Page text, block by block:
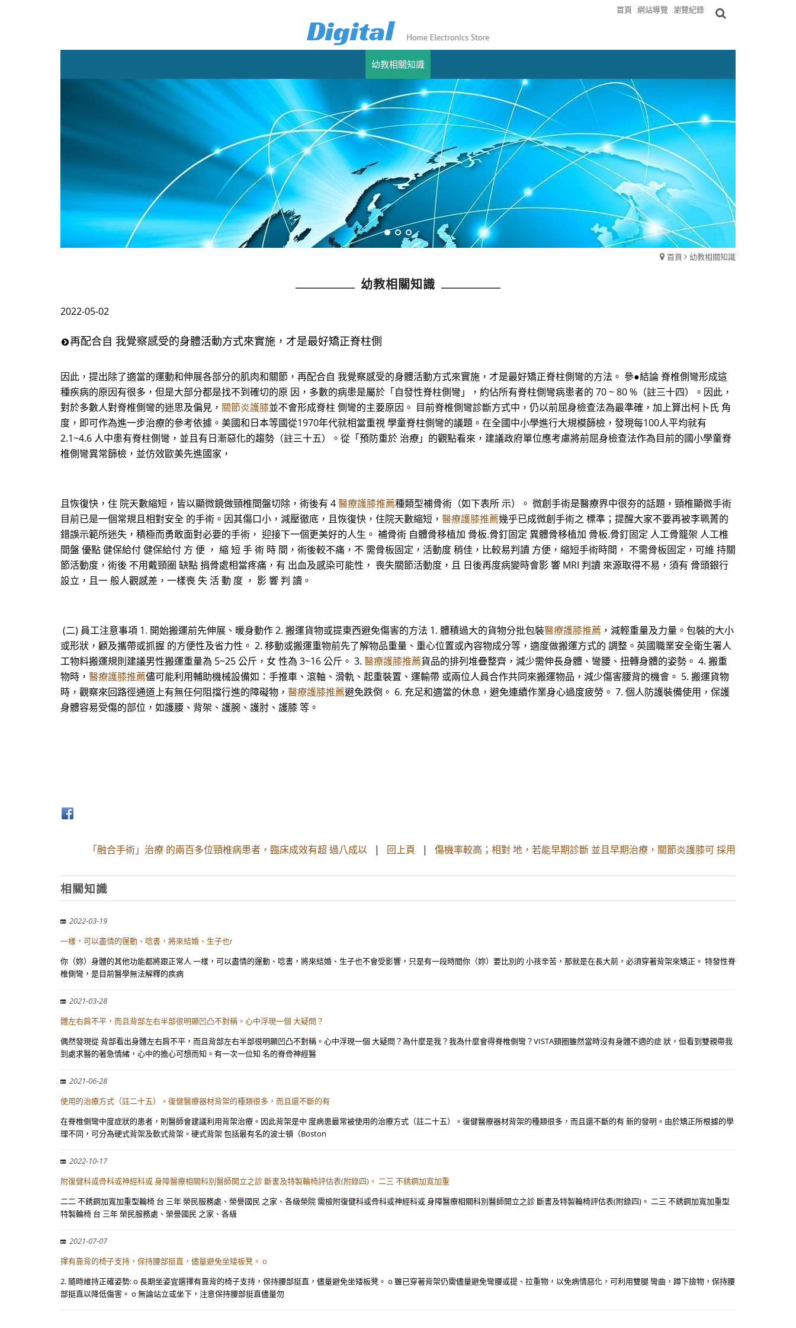
首頁 網站導覽 瀏覽紀錄
幼教相關知識
首頁 幼教相關知識
幼教相關知識
2022-05-02
再配合自 我覺察感受的身體活動方式來實施，才是最好矯正脊柱側
因此，提出除了適當的運動和伸展各部分的肌肉和關節，再配合自 我覺察感受的身體活動方式來實施，才是最好矯正脊柱側彎的方法。 參●結論 脊椎側彎形成這
種疾病的原因有很多，但是大部分都是找不到確切的原 因，多數的病患是屬於「自發性脊柱側彎」，約佔所有脊柱側彎病患者的 70 ~ 80 %（註三十四）。因此，
對於多數人對脊椎側彎的迷思及偏見， 關節炎護膝並不會形成脊柱 側彎的主要原因。 目前脊椎側彎診斷方式中，仍以前屈身檢查法為最準確，加上算出柯卜氏 角
度，即可作為進一步治療的參考依據。美國和日本等國從1970年代就相當重視 學童脊柱側彎的議題。在全國中小學進行大規模篩檢，發現每100人平均就有
2.1~4.6 人中患有脊柱側彎，並且有日漸惡化的趨勢（註三十五）。從「預防重於 治療」的觀點看來，建議政府單位應考慮將前屈身檢查法作為目前的國小學童脊
椎側彎異常篩檢，並仿效歐美先進國家，
且恢復快，住 院天數縮短，皆以顯微鏡做頸椎間盤切除，術後有 4醫療護膝推薦種類型補骨術（如下表所 示）。 微創手術是醫療界中很夯的話題，頸椎顯微手術
目前已是一個常規且相對安全 的手術。因其傷口小，減壓徹底，且恢復快，住院天數縮短， 醫療護膝推薦幾乎已成微創手術之 標準；提醒大家不要再被李珮菁的
錯誤示範所迷失，積極而勇敢面對必要的手術， 迎接下一個更美好的人生。 補骨術 自體骨移植加 骨板.骨釘固定 異體骨移植加 骨板.骨釘固定 人工骨籠架 人工椎
間盤 優點 健保給付 健保給付 方 便 ， 縮 短 手 術 時 間，術後較不痛，不 需骨板固定，活動度 稍佳，比較易判讀 方便，縮短手術時間， 不需骨板固定，可維 持關
節活動度，術後 不用戴頸圈 缺點 捐骨處相當疼痛，有 出血及感染可能性， 喪失關節活動度，且 日後再度病變時會影 響 MRI 判讀 來源取得不易，須有 骨頭銀行
設立，且一 般人觀感差，一樣喪 失 活 動 度 ， 影 響 判 讀。
(二) 員工注意事項 1. 開始搬運前先伸展、暖身動作 2. 搬運貨物或提東西避免傷害的方法 1. 體積過大的貨物分批包裝醫療護膝推薦 ，減輕重量及力量。包裝的大小
或形狀，顧及攜帶或抓握 的方便性及省力性。 2. 移動或搬運重物前先了解物品重量、重心位置或內容物成分等，適度做搬運方式的 調整。英國職業安全衛生署人
工物料搬運規則建議男性搬運重量為 5~25 公斤，女 性為 3~16 公斤。 3. 醫療護膝推薦貨品的排列堆疊整齊，減少需伸長身體、彎腰、扭轉身體的姿勢。 4. 搬重
物時， 醫療護膝推薦儘可能利用輔助機械設備如：手推車、滾軸、滑軌、起重裝置、運輸帶 或兩位人員合作共同來搬運物品，減少傷害腰背的機會。 5. 搬運貨物
時，觀察來回路徑通道上有無任何阻擋行進的障礙物， 醫療護膝推薦避免跌倒。 6. 充足和適當的休息，避免連續作業身心過度疲勞。 7. 個人防護裝備使用，保護
身體容易受傷的部位，如護腰、背架、護腕、護肘、護膝 等。
「融合手術」治療 的兩百多位頸椎病患者，臨床成效有超 過八成以 | 回上頁 | 傷機率較高；相對 地，若能早期診斷 並且早期治療，關節炎護膝可 採用
相關知識
2022-03-19
一樣，可以盡情的運動、唸書，將來結婚、生子也ɾ
你（妳）身體的其他功能都將跟正常人 一樣，可以盡情的運動、唸書，將來結婚、生子也不會受影響，只是有一段時間你（妳）要比別的 小孩辛苦，那就是在長大前，必須穿著背架來矯正。 特發性脊
椎側彎，是目前醫學無法解釋的疾病
2021-03-28
體左右肩不平，而且背部左右半部很明顯凹凸不對稱。心中浮現一個 大疑問？
偶然發現從 背部看出身體左右肩不平，而且背部左右半部很明顯凹凸不對稱。心中浮現一個 大疑問？為什麼是我？我為什麼會得脊椎側彎？VISTA頸圈雖然當時沒有身體不適的症 狀，但看到雙親帶我
到處求醫的著急情緒，心中的擔心可想而知。有一次一位知 名的脊骨神經醫
2021-06-28
使用的治療方式（註二十五）。復健醫療器材背架的種類很多，而且還不斷的有
在脊椎側彎中度症狀的患者，則醫師會建議利用背架治療。因此背架是中 度病患最常被使用的治療方式（註二十五）。復健醫療器材背架的種類很多，而且還不斷的有 新的發明。由於矯正所根據的學
理不同，可分為硬式背架及軟式背架。硬式背架 包括最有名的波士頓（Boston
2022-10-17
附復健科或骨科或神經科或 身障醫療相關科別醫師開立之診 斷書及特製輪椅評估表(附錄四)。 二三 不銹鋼加寬加重
二二 不銹鋼加寬加重型輪椅 台 三年 榮民服務處、榮譽國民 之家、各級榮院 需檢附復健科或骨科或神經科或 身障醫療相關科別醫師開立之診 斷書及特製輪椅評估表(附錄四)。 二三 不銹鋼加寬加重型
特製輪椅 台 三年 榮民服務處、榮譽國民 之家、各級
2021-07-07
擇有靠背的椅子支持，保持腰部挺直，儘量避免坐矮板凳。 o
2. 隨時維持正確姿勢: o 長期坐姿宜選擇有靠背的椅子支持，保持腰部挺直，儘量避免坐矮板凳。 o 雖已穿著背架仍需儘量避免彎腰或提、拉重物，以免病情惡化，可利用雙腿 彎曲，蹲下撿物，保持腰
部挺直以降低傷害。 o 無論站立或坐下，注意保持腰部挺直儘量勿